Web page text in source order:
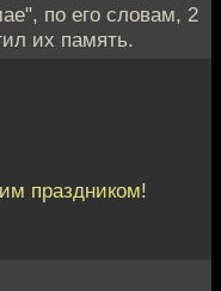
по его словам, 2
их память.
праздником!